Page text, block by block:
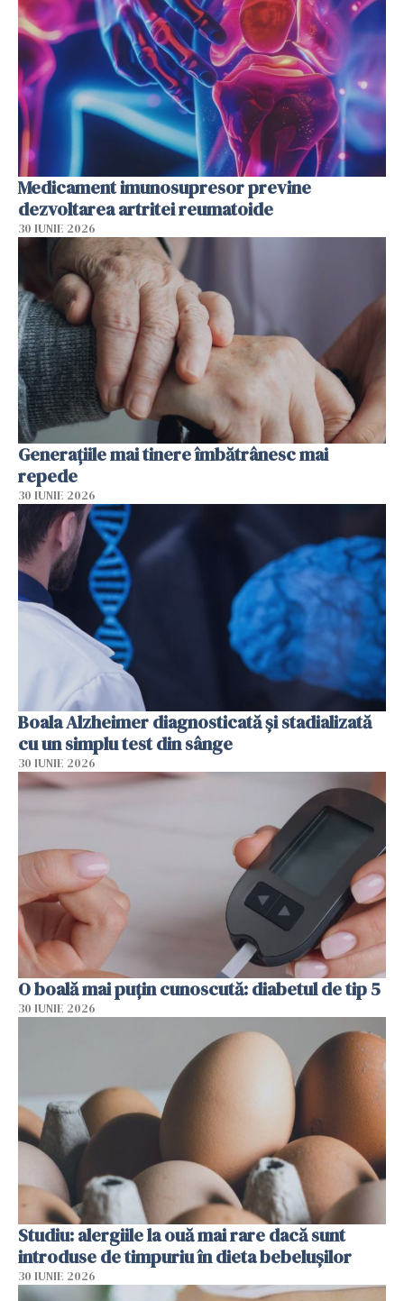
Medicament imunosupresor previne
dezvoltarea artritei reumatoide
30 IUNIE 2026
Generațiile mai tinere îmbătrânesc mai
repede
30 IUNIE 2026
Boala Alzheimer diagnosticată și stadializată
cu un simplu test din sânge
30 IUNIE 2026
O boală mai puțin cunoscută: diabetul de tip 5
30 IUNIE 2026
Studiu: alergiile la ouă mai rare dacă sunt
introduse de timpuriu în dieta bebelușilor
30 IUNIE 2026